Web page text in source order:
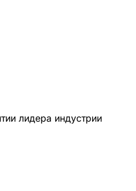
лидера индустрии